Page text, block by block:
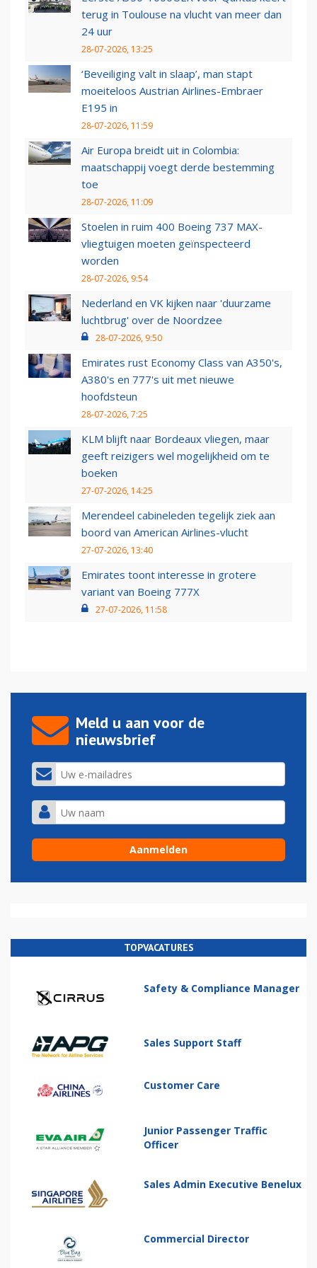
terug in Toulouse na vlucht van meer dan
24 uur
28-07-2026, 13:25
‘Beveiliging valt in slaap’, man stapt
moeiteloos Austrian Airlines-Embraer
E195 in
28-07-2026, 11:59
Air Europa breidt uit in Colombia:
maatschappij voegt derde bestemming
toe
28-07-2026, 11:09
Stoelen in ruim 400 Boeing 737 MAX-
vliegtuigen moeten geïnspecteerd
worden
28-07-2026, 9:54
Nederland en VK kijken naar 'duurzame
luchtbrug' over de Noordzee
28-07-2026, 9:50
Emirates rust Economy Class van A350's,
A380's en 777's uit met nieuwe
hoofdsteun
28-07-2026, 7:25
KLM blijft naar Bordeaux vliegen, maar
geeft reizigers wel mogelijkheid om te
boeken
27-07-2026, 14:25
Merendeel cabineleden tegelijk ziek aan
boord van American Airlines-vlucht
27-07-2026, 13:40
Emirates toont interesse in grotere
variant van Boeing 777X
27-07-2026, 11:58
Meld u aan voor de
nieuwsbrief
TOPVACATURES
Safety & Compliance Manager
Sales Support Staff
Customer Care
Junior Passenger Traffic
Officer
Sales Admin Executive Benelux
Commercial Director